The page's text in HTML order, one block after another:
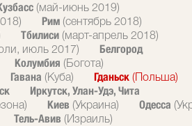
(май-июнь 2019)
Рим (сентябрь 2018)
Тбилиси (март-апрель 2018)
июль 2017)
Белгород
Колумбия (Богота)
Гавана (Куба) Гданьск (Польша)
Иркутск, Улан-Удэ, Чита
Киев (Украина) Одесса
Тель-Авив (Израиль)